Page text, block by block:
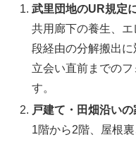
武里団地のUR規定
共用廊下の養生、
段経由の分解搬出
立会い直前までの
す。
戸建て・田畑沿い
1階から2階、屋根